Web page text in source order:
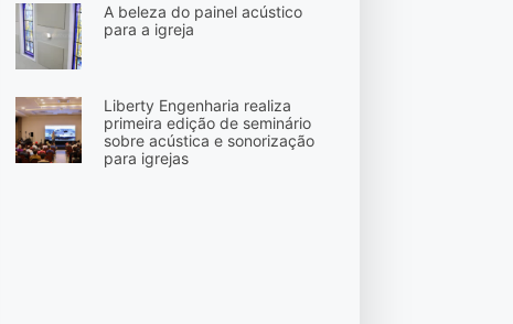
A beleza do painel acústico
para a igreja
Liberty Engenharia realiza
primeira edição de seminário
sobre acústica e sonorização
para igrejas